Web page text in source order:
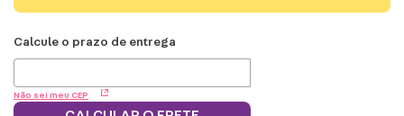
Não sei meu CEP